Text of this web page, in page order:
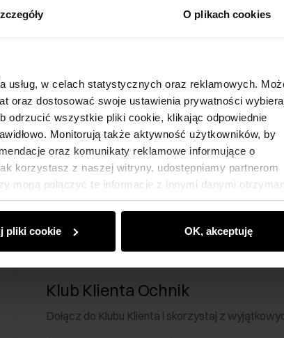
O plikach cookies
usług, w celach statystycznych oraz reklamowych.
oraz dostosować swoje ustawienia prywatności
odrzucić wszystkie pliki cookie, klikając odpowiednie
Monitorują także aktywność użytkowników, by
oraz komunikaty reklamowe informujące o
korzystasz z naszej witryny, udostępniamy partnerom
mogą połączyć te informacje z innymi danymi
pliki cookie OK, akceptuję
Opis produktu
Skład i wymiary
Opinie
Klub Klienta Ochnik
Dołącz do Klubu Klienta i skorzystaj z